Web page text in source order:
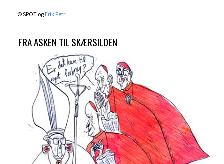
© SPOT og Erik Petri
FRA ASKEN TIL SKÆRSILDEN